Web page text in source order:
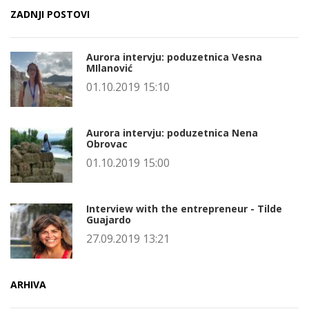
ZADNJI POSTOVI
Aurora intervju: poduzetnica Vesna
MIlanović
01.10.2019 15:10
Aurora intervju: poduzetnica Nena
Obrovac
01.10.2019 15:00
Interview with the entrepreneur - Tilde
Guajardo
27.09.2019 13:21
ARHIVA